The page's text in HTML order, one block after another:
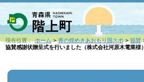
現在位置： ホーム 青の煌めきあおもり国スポ
協賛
協賛感謝状贈呈式を行いました（株式会社河原木電業様）